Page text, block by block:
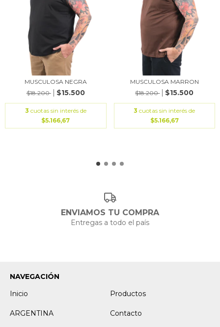
MUSCULOSA NEGRA
$18.200
$15.500
3 cuotas sin interés de
$5.166,67
MUSCULOSA MARRON
$18.200
$15.500
3 cuotas sin interés de
$5.166,67
ENVIAMOS TU COMPRA
Entregas a todo el país
NAVEGACIÓN
Inicio
Productos
ARGENTINA Contacto